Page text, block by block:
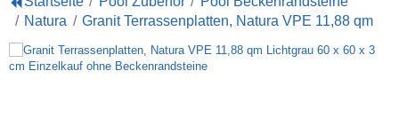
Natura
Granit Terrassenplatten, Natura VPE 11,88 qm